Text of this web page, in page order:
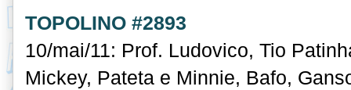
TOPOLINO #2893
10/mai/11: Prof. Ludovico, Tio
Mickey, Pateta e Minnie, Bafo,